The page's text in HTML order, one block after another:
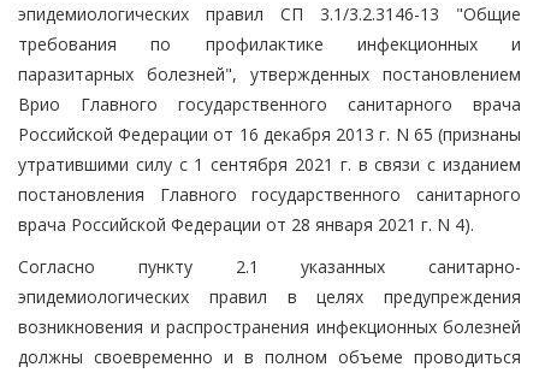
эпидемиологических правил СП 3.1/3.2.3146-13 "Общие
требования по профилактике инфекционных и
паразитарных болезней", утвержденных постановлением
Врио Главного государственного санитарного врача
Российской Федерации от 16 декабря 2013 г. N 65 (признаны
утратившими силу с 1 сентября 2021 г. в связи с изданием
постановления Главного государственного санитарного
врача Российской Федерации от 28 января 2021 г. N 4).
Согласно пункту 2.1 указанных санитарно-
эпидемиологических правил в целях предупреждения
возникновения и распространения инфекционных болезней
должны своевременно и в полном объеме проводиться